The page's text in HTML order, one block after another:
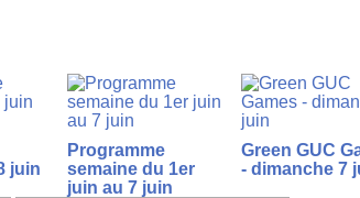
juin
Programme
semaine du 1er
juin au 7 juin
Green GUC
- dimanche 7